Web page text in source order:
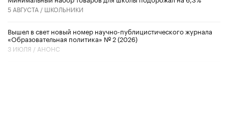
5 АВГУСТА / ШКОЛЬНИКИ
Вышел в свет новый номер научно-публицистического журнала
«Образовательная политика» № 2 (2026)
3 ИЮЛЯ / АНОНС